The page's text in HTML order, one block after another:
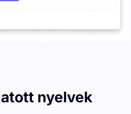
nyelvek